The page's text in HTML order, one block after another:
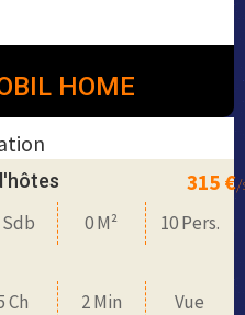
HOME
315 €/
Sdb 0 M² 10 Pers.
Ch 2 Min
Vue